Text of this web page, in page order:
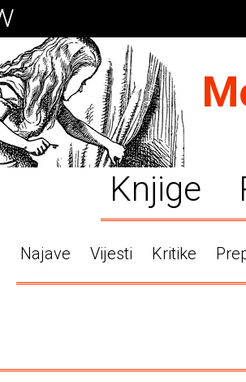
Knjige
Najave Vijesti Kritike